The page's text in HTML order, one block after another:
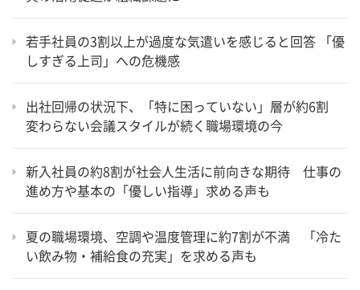
若手社員の3割以上が過度な気遣いを感じると回答 「優
しすぎる上司」への危機感
出社回帰の状況下、「特に困っていない」層が約6割
変わらない会議スタイルが続く職場環境の今
新入社員の約8割が社会人生活に前向きな期待 仕事の
進め方や基本の「優しい指導」求める声も
夏の職場環境、空調や温度管理に約7割が不満 「冷た
い飲み物・補給食の充実」を求める声も